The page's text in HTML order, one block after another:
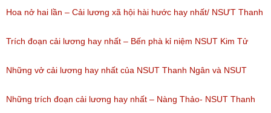
(Lượt nghe: 606)
nghe: 473)
Hoa nở hai lần – Cải lương xã hội hài hước hay nhất/ NSƯT Thanh
Ngân, NSƯT Vũ Linh
(Lượt nghe: 191)
Trích đoạn cải lương hay nhất – Bến phà kỉ niệm NSUT Kim Tử
Long, NSUT Thanh Ngân/ Chương trình Hội Ngộ Danh Hài tập 08(
ngày 18/02/2017)
Những vở cải lương hay nhất của NSUT Thanh Ngân và NSUT
Trọng Phúc
Những trích đoạn cải lương hay nhất – Nàng Thảo- NSUT Thanh